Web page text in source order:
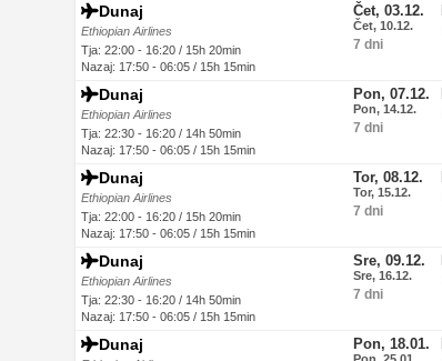
Dunaj
Ethiopian Airlines
Tja: 22:00 - 16:20 / 15h 20min
Nazaj: 17:50 - 06:05 / 15h 15min
Čet, 03.12.
Čet, 10.12.
7 dni
Dunaj
Ethiopian Airlines
Tja: 22:30 - 16:20 / 14h 50min
Nazaj: 17:50 - 06:05 / 15h 15min
Pon, 07.12.
Pon, 14.12.
7 dni
Dunaj
Ethiopian Airlines
Tja: 22:00 - 16:20 / 15h 20min
Nazaj: 17:50 - 06:05 / 15h 15min
Tor, 08.12.
Tor, 15.12.
7 dni
Dunaj
Ethiopian Airlines
Tja: 22:30 - 16:20 / 14h 50min
Nazaj: 17:50 - 06:05 / 15h 15min
Sre, 09.12.
Sre, 16.12.
7 dni
Dunaj Pon, 18.01.